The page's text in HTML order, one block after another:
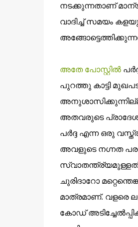
നടക്കുന്നതാണ്
വാദിച്ച് സമയം
അതേ പോസ്റ്റിൽ
പുറത്തു കാട്ടി
അതവരുടെ
പര്‍ദ്ദ എന്ന ഒരു
അവളുടെ നഗ്നത
സ്വാതന്ത്ര്യമുള്ളത്.
ചുരിദാറോ
മാത്രമാണ്. വളരെ
കോഡ്